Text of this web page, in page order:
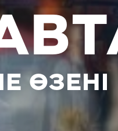
ӨЗЕНІ